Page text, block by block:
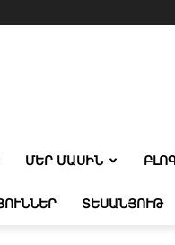
ՄԵՐ ՄԱՍԻՆ
ՏԵՍԱՆՅՈՒԹ